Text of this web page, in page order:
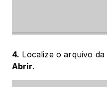
4. Localize o arquivo da
Abrir.